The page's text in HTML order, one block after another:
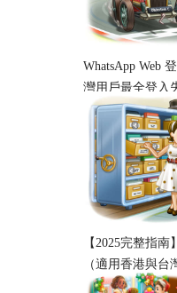
WhatsApp Web
灣用戶最全登入
新）
【2025完整指南
（適用香港與台
與工作協作必備